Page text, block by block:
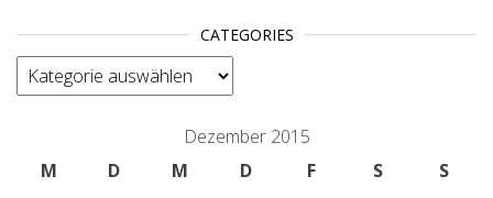
CATEGORIES
categories
Dezember 2015
M
D M D F S
S